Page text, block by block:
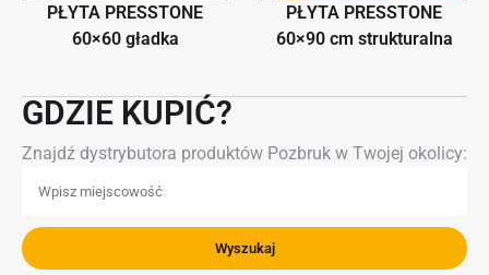
PŁYTA PRESSTONE
60×60 gładka
PŁYTA PRESSTONE
60×90 cm strukturalna
GDZIE KUPIĆ?
Znajdź dystrybutora produktów Pozbruk w Twojej okolicy: